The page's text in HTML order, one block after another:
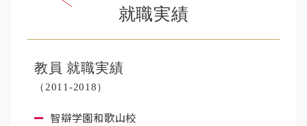
就職実績
教員 就職実績
（2011-2018）
智辯学園和歌山校